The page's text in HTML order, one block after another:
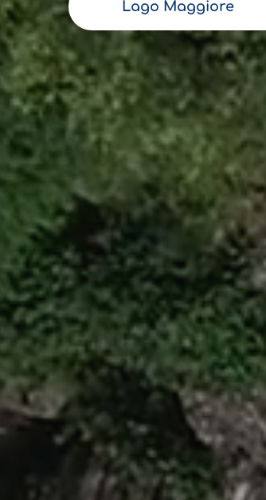
Lago Maggiore